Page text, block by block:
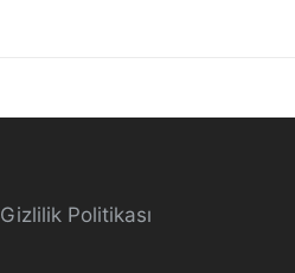
Gizlilik Politikası